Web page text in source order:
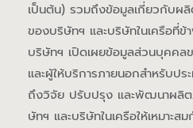
เป็นต้น) รวมถึงข้อมูลเกี่ยวกับผ
ของบริษัทฯ และบริษัทในเครือที่ข้
บริษัทฯ เปิดเผยข้อมูลส่วนบุคคล
และผู้ให้บริการภายนอกสำหรับปร
ถึงวิจัย ปรับปรุง และพัฒนาผลิ
ษัทฯ และบริษัทในเครือให้เหมาะ